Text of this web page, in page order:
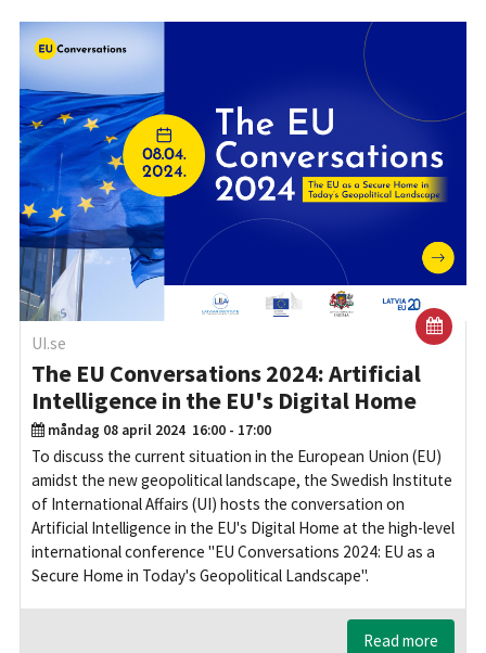
UI.se
The EU Conversations 2024: Artificial
Intelligence in the EU's Digital Home
måndag 08 april 2024 16:00 - 17:00
To discuss the current situation in the European Union (EU)
amidst the new geopolitical landscape, the Swedish Institute
of International Affairs (UI) hosts the conversation on
Artificial Intelligence in the EU's Digital Home at the high-level
international conference "EU Conversations 2024: EU as a
Secure Home in Today's Geopolitical Landscape".
Read more